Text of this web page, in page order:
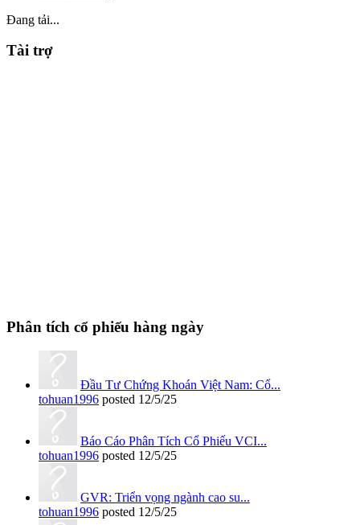
Đang tải...
Tài trợ
Phân tích cổ phiếu hàng ngày
Đầu Tư Chứng Khoán Việt Nam: Cổ...
tohuan1996 posted 12/5/25
Báo Cáo Phân Tích Cổ Phiếu VCI...
tohuan1996 posted 12/5/25
GVR: Triển vọng ngành cao su...
tohuan1996 posted 12/5/25